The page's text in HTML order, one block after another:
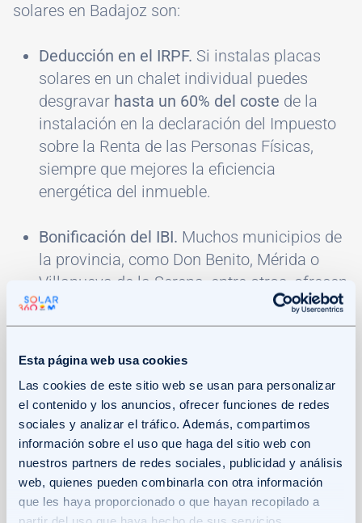
Esta página web usa cookies
Las cookies de este sitio web se usan para personalizar
el contenido y los anuncios, ofrecer funciones de redes
sociales y analizar el tráfico. Además, compartimos
información sobre el uso que haga del sitio web con
nuestros partners de redes sociales, publicidad y análisis
web, quienes pueden combinarla con otra información
que les haya proporcionado o que hayan recopilado a
solares en Badajoz son:
Deducción en el IRPF. Si instalas placas
solares en un chalet individual puedes
desgravar hasta un 60% del coste de la
instalación en la declaración del Impuesto
sobre la Renta de las Personas Físicas,
siempre que mejores la eficiencia
energética del inmueble.
Bonificación del IBI. Muchos municipios de
la provincia, como Don Benito, Mérida o
Villanueva de la Serena, entre otros, ofrecen
descuentos de
en el Impuesto
sobre Bienes Inmueblesdurante 3 o 5 años
tras la instalación de un sistema solar.
Reducción del ICIO.Los propietarios de
municipios como Badajoz, Almendralejo,
Montijo entre otros mencionados
anteriormente, pueden bonificarsehasta en
un 95%en el Impuesto sobre
Construcciones, Instalaciones y Obras.